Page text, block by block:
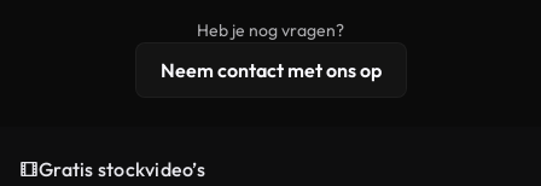
licentiebescherming omvat.
Heb je nog vragen?
Neem contact met ons op
Gratis stockvideo’s